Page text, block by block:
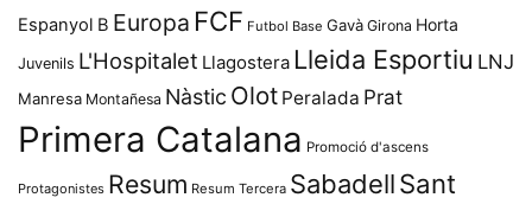
Espanyol B Europa FCF Futbol Base Gavà Girona Horta
Juvenils L'Hospitalet Llagostera Lleida Esportiu LNJ
Manresa Montañesa Nàstic Olot Peralada Prat
Primera Catalana Promoció d'ascens
Protagonistes Resum Resum Tercera SabadellSant